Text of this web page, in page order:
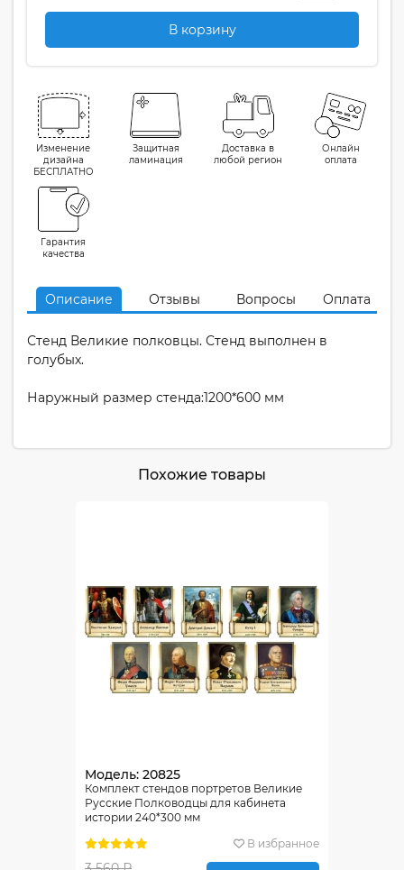
В корзину
Изменение
дизайна
БЕСПЛАТНО
Защитная
ламинация
Доставка в
любой регион
Онлайн
оплата
Гарантия
качества
Описание Отзывы Вопросы Оплата
Стенд Великие полковцы. Стенд выполнен в
голубых.
Наружный размер стенда:1200*600 мм
Похожие товары
Модель: 20825
Комплект стендов портретов Великие
Русские Полководцы для кабинета
истории 240*300 мм
В избранное